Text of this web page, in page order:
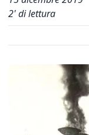
2' di lettura